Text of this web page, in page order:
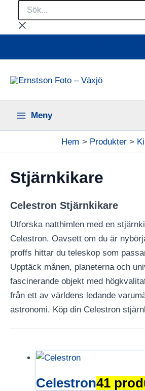
innehåll
Sök...
Meny
Hem Produkter
Stjärnkikare
Celestron Stjärnkikare
Utforska natthimlen med en
Celestron. Oavsett om du är
proffs hittar du teleskop som
Upptäck månen, planeterna och
fascinerande objekt med
från ett av världens ledande
astronomi. Köp din Celestron
Celestron41